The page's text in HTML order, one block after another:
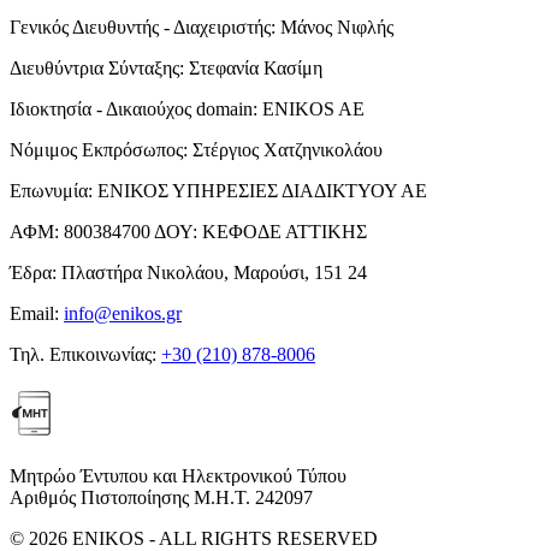
Γενικός Διευθυντής - Διαχειριστής: Μάνος Νιφλής
Διευθύντρια Σύνταξης: Στεφανία Κασίμη
Ιδιοκτησία - Δικαιούχος domain: ENIKOS AE
Νόμιμος Εκπρόσωπος: Στέργιος Χατζηνικολάου
Επωνυμία: ΕΝΙΚΟΣ ΥΠΗΡΕΣΙΕΣ ΔΙΑΔΙΚΤΥΟΥ ΑΕ
ΑΦΜ: 800384700 ΔΟΥ: ΚΕΦΟΔΕ ΑΤΤΙΚΗΣ
Έδρα: Πλαστήρα Νικολάου, Μαρούσι, 151 24
Email: info@enikos.gr
Τηλ. Επικοινωνίας: +30 (210) 878-8006
Μητρώο Έντυπου και Ηλεκτρονικού Τύπου
Αριθμός Πιστοποίησης Μ.Η.Τ. 242097
© 2026 ENIKOS - ALL RIGHTS RESERVED